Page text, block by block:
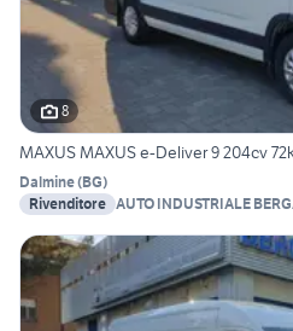
8
MAXUS MAXUS e-Deliver 9 204cv
Dalmine(BG)
Rivenditore AUTO INDUSTRIALE